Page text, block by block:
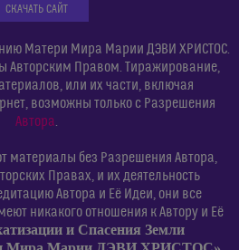
СКАЧАТЬ САЙТ
Матери Мира Марии ДЭВИ ХРИСТОС.
Авторским Правом. Тиражирование,
или их части, включая
возможны только с Разрешения
Автора.
материалы без Разрешения Автора,
Правах, и их деятельность
Автора и Её Идеи, они все
никакого отношения к Автору и Её
и Спасения Земли